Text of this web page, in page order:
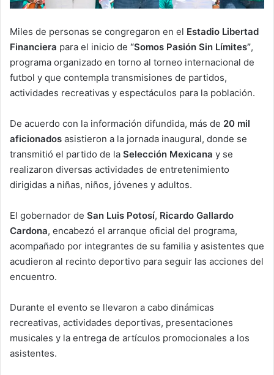
Miles de personas se congregaron en el Estadio Libertad
Financiera para el inicio de “Somos Pasión Sin Límites”,
programa organizado en torno al torneo internacional de
futbol y que contempla transmisiones de partidos,
actividades recreativas y espectáculos para la población.
De acuerdo con la información difundida, más de 20 mil
aficionados asistieron a la jornada inaugural, donde se
transmitió el partido de la Selección Mexicana y se
realizaron diversas actividades de entretenimiento
dirigidas a niñas, niños, jóvenes y adultos.
El gobernador de San Luis Potosí, Ricardo Gallardo
Cardona, encabezó el arranque oficial del programa,
acompañado por integrantes de su familia y asistentes que
acudieron al recinto deportivo para seguir las acciones del
encuentro.
Durante el evento se llevaron a cabo dinámicas
recreativas, actividades deportivas, presentaciones
musicales y la entrega de artículos promocionales a los
asistentes.